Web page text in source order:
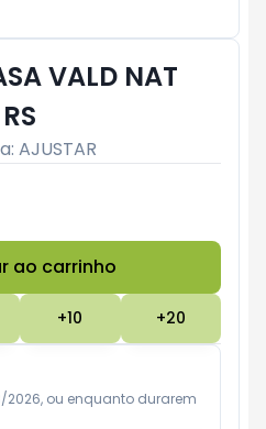
VALD NAT
AJUSTAR
ao carrinho
+10 +20
2026, ou enquanto durarem